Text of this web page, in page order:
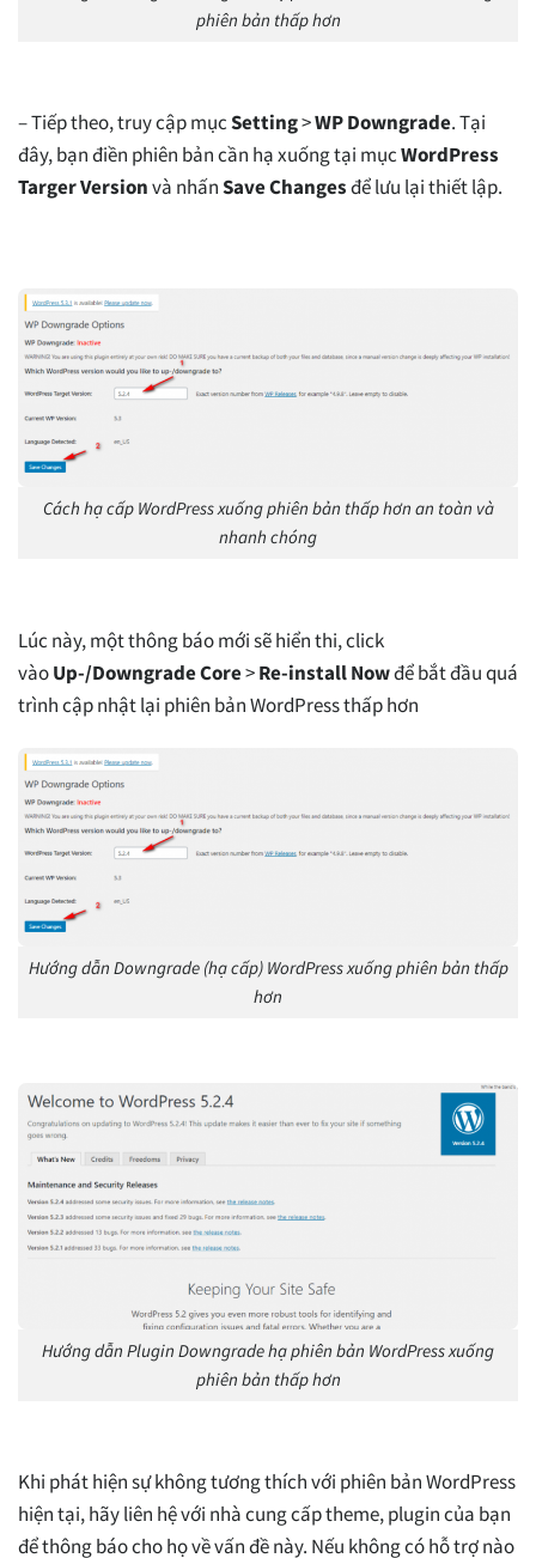
phiên bản thấp hơn
– Tiếp theo, truy cập mụcSetting>WP Downgrade. Tại
đây, bạn điền phiên bản cần hạ xuống tại mụcWordPress
Targer Versionvà nhấnSave Changesđể lưu lại thiết lập.
Cách hạ cấp WordPress xuống phiên bản thấp hơn an toàn và
nhanh chóng
Lúc này, một thông báo mới sẽ hiển thi, click
vàoUp-/Downgrade Core>Re-install Nowđể bắt đầu quá
trình cập nhật lại phiên bản WordPress thấp hơn
Hướng dẫn Downgrade (hạ cấp) WordPress xuống phiên bản thấp
hơn
Hướng dẫn Plugin Downgrade hạ phiên bản WordPress xuống
phiên bản thấp hơn
Khi phát hiện sự không tương thích với phiên bản WordPress
hiện tại, hãy liên hệ với nhà cung cấp theme, plugin của bạn
để thông báo cho họ về vấn đề này. Nếu không có hỗ trợ nào